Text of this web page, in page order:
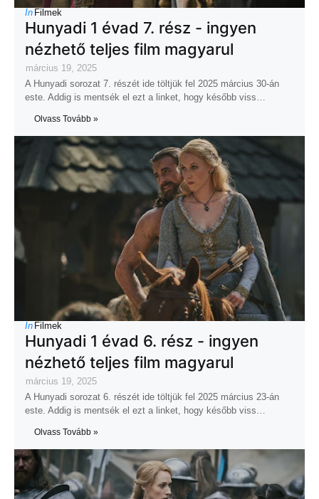
In Filmek
Hunyadi 1 évad 7. rész - ingyen
nézhető teljes film magyarul
március 19, 2025
A Hunyadi sorozat 7. részét ide töltjük fel 2025 március 30-án
este. Addig is mentsék el ezt a linket, hogy később viss…
Olvass Tovább »
In Filmek
Hunyadi 1 évad 6. rész - ingyen
nézhető teljes film magyarul
március 19, 2025
A Hunyadi sorozat 6. részét ide töltjük fel 2025 március 23-án
este. Addig is mentsék el ezt a linket, hogy később viss…
Olvass Tovább »